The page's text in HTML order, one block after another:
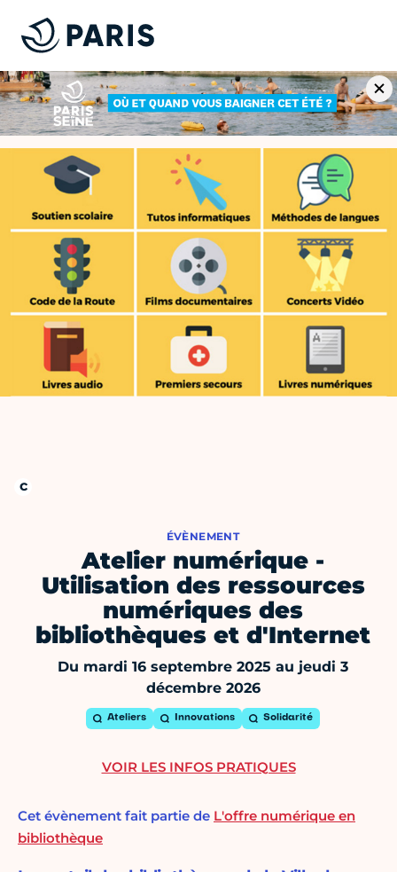
ÉVÈNEMENT
Atelier numérique -
Utilisation des ressources
numériques des
bibliothèques et d'Internet
Du mardi 16 septembre 2025 au jeudi 3
décembre 2026
Ateliers Innovations Solidarité
Cet évènement fait partie de L'offre numérique en
bibliothèque
VOIR LES INFOS PRATIQUES